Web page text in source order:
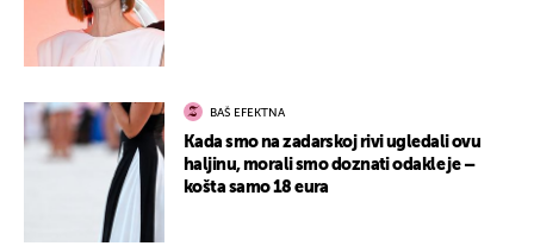
BAŠ EFEKTNA
Kada smo na zadarskoj rivi ugledali ovu
haljinu, morali smo doznati odakle je –
košta samo 18 eura